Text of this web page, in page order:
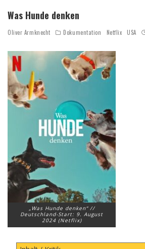
Was Hunde denken
Oliver Armknecht Dokumentation Netflix USA
„Was Hunde denken“ //
Deutschland-Start: 9. August
2024 (Netflix)